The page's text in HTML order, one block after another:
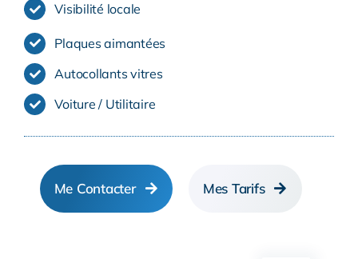
Visibilité locale
Plaques aimantées
Autocollants vitres
Voiture / Utilitaire
Me Contacter Mes Tarifs